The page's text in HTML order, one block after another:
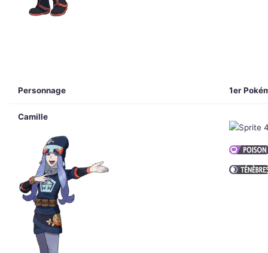
Personnage 1er
Camille